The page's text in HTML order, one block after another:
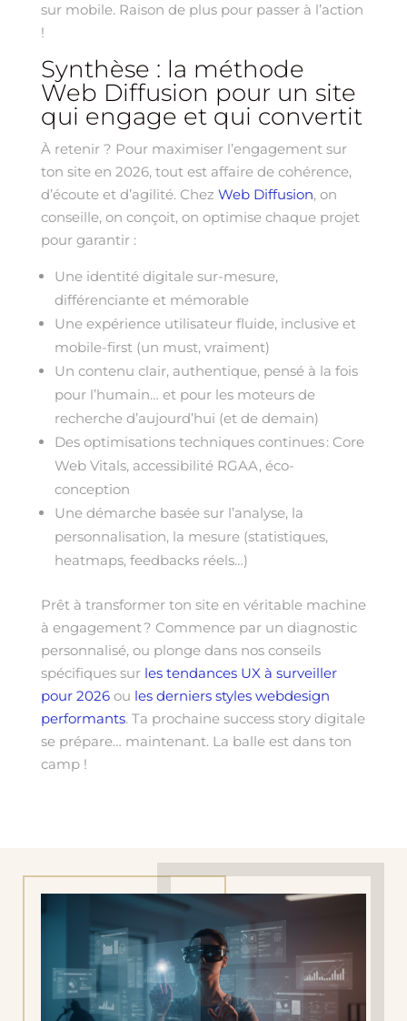
sur mobile. Raison de plus pour passer à l’action
!
Synthèse : la méthode
Web Diffusion pour un site
qui engage et qui convertit
À retenir ? Pour maximiser l’engagement sur
ton site en 2026, tout est affaire de cohérence,
d’écoute et d’agilité. Chez Web Diffusion, on
conseille, on conçoit, on optimise chaque projet
pour garantir :
Une identité digitale sur-mesure,
différenciante et mémorable
Une expérience utilisateur fluide, inclusive et
mobile-first (un must, vraiment)
Un contenu clair, authentique, pensé à la fois
pour l’humain… et pour les moteurs de
recherche d’aujourd’hui (et de demain)
Des optimisations techniques continues : Core
Web Vitals, accessibilité RGAA, éco-
conception
Une démarche basée sur l’analyse, la
personnalisation, la mesure (statistiques,
heatmaps, feedbacks réels…)
Prêt à transformer ton site en véritable machine
à engagement ? Commence par un diagnostic
personnalisé, ou plonge dans nos conseils
spécifiques sur les tendances UX à surveiller
pour 2026ou les derniers styles webdesign
performants. Ta prochaine success story digitale
se prépare… maintenant. La balle est dans ton
camp !